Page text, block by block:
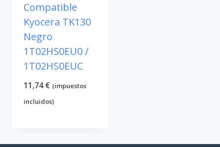
Compatible
Kyocera TK130
Negro
1T02HS0EU0 /
1T02HS0EUC
11,74€ (impuestos
incluidos)